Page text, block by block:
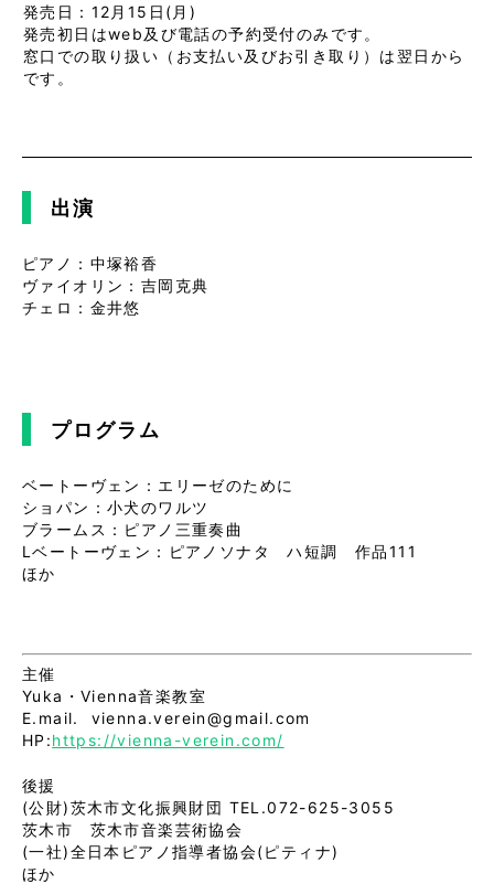
発売日：12月15日(月)
発売初日はweb及び電話の予約受付のみです。
窓口での取り扱い（お支払い及びお引き取り）は翌日から
です。
出演
ピアノ：中塚裕香
ヴァイオリン：吉岡克典
チェロ：金井悠
プログラム
ベートーヴェン：エリーゼのために
ショパン：小犬のワルツ
ブラームス：ピアノ三重奏曲
Lベートーヴェン：ピアノソナタ ハ短調 作品111
ほか
主催
Yuka・Vienna音楽教室
E.mail. vienna.verein@gmail.com
HP:https://vienna-verein.com/
後援
(公財)茨木市文化振興財団 TEL.072-625-3055
茨木市 茨木市音楽芸術協会
(一社)全日本ピアノ指導者協会(ピティナ)
ほか